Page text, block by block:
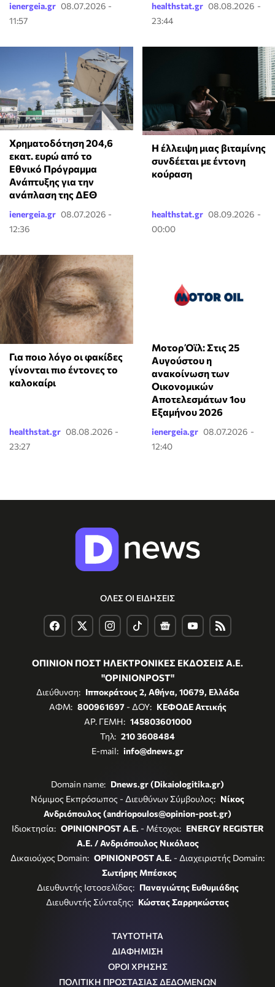
ienergeia.gr 08.07.2026 -
11:57
healthstat.gr 08.08.2026 -
23:44
Χρηματοδότηση 204,6
εκατ. ευρώ από το
Εθνικό Πρόγραμμα
Ανάπτυξης για την
ανάπλαση της ΔΕΘ
ienergeia.gr 08.07.2026 -
12:36
⁠Η έλλειψη μιας βιταμίνης
συνδέεται με έντονη
κούραση
healthstat.gr 08.09.2026 -
00:00
Για ποιο λόγο οι φακίδες
γίνονται πιο έντονες το
καλοκαίρι
healthstat.gr 08.08.2026 -
23:27
Μοτορ Όϊλ: Στις 25
Αυγούστου η
ανακοίνωση των
Οικονομικών
Αποτελεσμάτων 1ου
Εξαμήνου 2026
ienergeia.gr 08.07.2026 -
12:40
ΟΛΕΣ ΟΙ ΕΙΔΗΣΕΙΣ
ΟΠΙΝΙΟΝ ΠΟΣΤ ΗΛΕΚΤΡΟΝΙΚΕΣ ΕΚΔΟΣΕΙΣ Α.Ε.
"OPINIONPOST"
Διεύθυνση: Ιπποκράτους 2, Αθήνα, 10679, Ελλάδα
ΑΦΜ: 800961697- ΔΟΥ: ΚΕΦΟΔΕ Αττικής
ΑΡ. ΓΕΜΗ: 145803601000
Τηλ: 210 3608484
E-mail: info@dnews.gr
Domain name: Dnews.gr (Dikaiologitika.gr)
Νόμιμος Εκπρόσωπος - Διευθύνων Σύμβουλος: Νίκος
Ανδριόπουλος (andriopoulos@opinion-post.gr)
Ιδιοκτησία: OPINIONPOST A.E. - Μέτοχοι: ENERGY REGISTER
Α.Ε. / Ανδριόπουλος Νικόλαος
Δικαιούχος Domain: OPINIONPOST A.E. - Διαχειριστής Domain:
Σωτήρης Μπέσκος
Διευθυντής Ιστοσελίδας: Παναγιώτης Ευθυμιάδης
Διευθυντής Σύνταξης: Κώστας Σαρρηκώστας
ΤΑΥΤΟΤΗΤΑ
ΔΙΑΦΗΜΙΣΗ
ΟΡΟΙ ΧΡΗΣΗΣ
ΠΟΛΙΤΙΚΗ ΠΡΟΣΤΑΣΙΑΣ ΔΕΔΟΜΕΝΩΝ